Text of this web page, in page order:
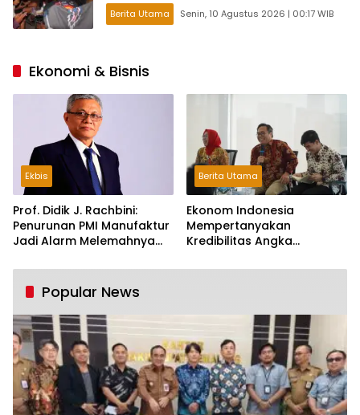
Berita Utama Senin, 10 Agustus 2026 | 00:17 WIB
Ekonomi & Bisnis
Ekbis
Prof. Didik J. Rachbini:
Penurunan PMI Manufaktur
Jadi Alarm Melemahnya
Berita Utama
Ekonom Indonesia
Mempertanyakan
Kredibilitas Angka
Tumbuh Tapi Rapuh
Popular News